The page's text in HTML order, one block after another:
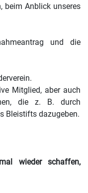
beim Anblick unseres
und die
Mitglied, aber auch
die z. B. durch
Bleistifts dazugeben.
wieder schaffen,